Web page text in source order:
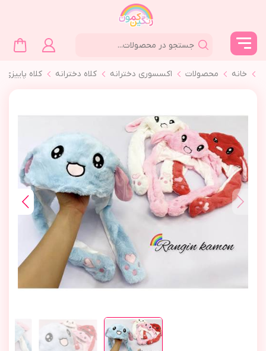
خانه محصولات اکسسوری دخترانه کلاه دخترانه كلاه پاييزي